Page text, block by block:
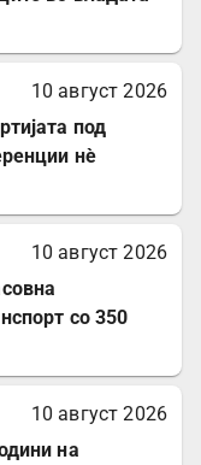
10 август 2026
под
нè
10 август 2026
со 350
10 август 2026
на